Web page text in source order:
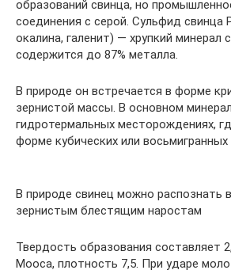
образований свинца, но
соединения с серой. Сульфид свинца
окалина, галенит) — хрупкий минерал
содержится до 87% металла.
В природе он встречается в форме
зернистой массы. В основном
гидротермальных месторождениях,
форме кубических или восьмигранных
В природе свинец можно распознать
зернистым блестящим наростам
Твердость образования составляет
Мооса, плотность 7,5. При ударе